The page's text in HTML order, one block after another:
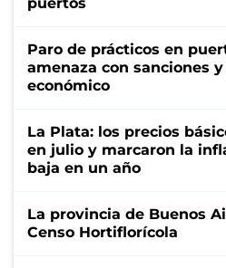
Paro de prácticos en
amenaza con sanciones
económico
La Plata: los precios
en julio y marcaron la
baja en un año
La provincia de Buenos
Censo Hortiflorícola